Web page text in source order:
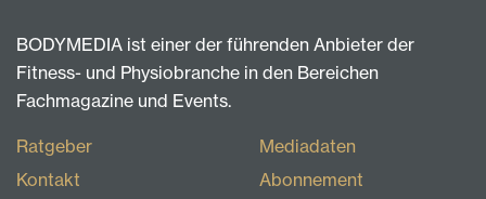
BODYMEDIA ist einer der führenden Anbieter der
Fitness- und Physiobranche in den Bereichen
Fachmagazine und Events.
Ratgeber
Kontakt
Mediadaten
Abonnement